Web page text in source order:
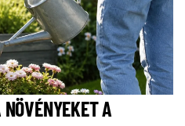
NÖVÉNYEKET A